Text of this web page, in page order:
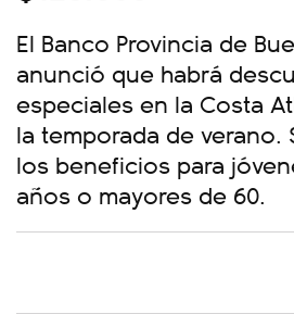
El Banco Provincia de
anunció que habrá
especiales en la Costa
la temporada de verano.
los beneficios para
años o mayores de 60.